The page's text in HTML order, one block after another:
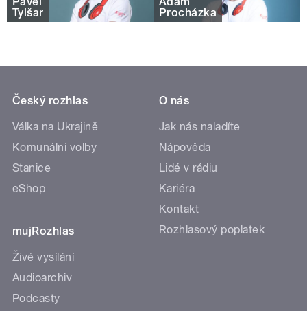
Tylšar
Procházka
Český rozhlas
Válka na Ukrajině
Komunální volby
Stanice
eShop
mujRozhlas
Živé vysílání
Audioarchiv
Podcasty
O nás
Jak nás naladíte
Nápověda
Lidé v rádiu
Kariéra
Kontakt
Rozhlasový poplatek